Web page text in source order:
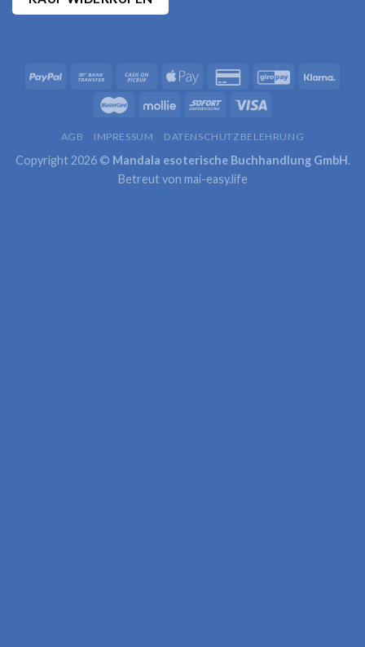
AGB IMPRESSUM DATENSCHUTZBELEHRUNG
Copyright 2026 © Mandala esoterische Buchhandlung GmbH .
Betreut von mai-easy.life